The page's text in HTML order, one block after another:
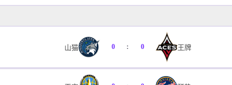
山猫 0 : 0 王牌